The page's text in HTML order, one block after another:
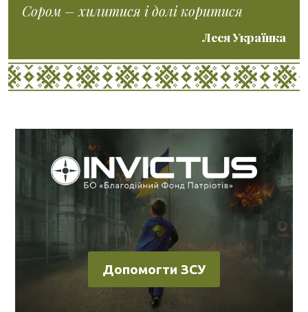
Сором – хилитися і долі коритися
Леся Українка
Допомогти ЗСУ